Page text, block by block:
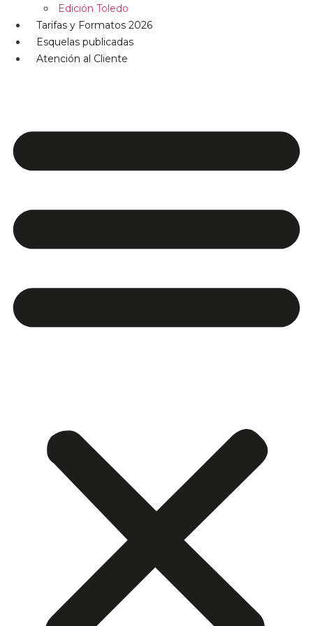
Edición Toledo
Tarifas y Formatos 2026
Esquelas publicadas
Atención al Cliente